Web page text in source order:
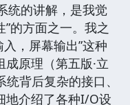
统的讲解，是我觉
”的方面之一。我之
，屏幕输出”这种
原理（第五版·立
背后复杂的接口、
地介绍了各种I/O设